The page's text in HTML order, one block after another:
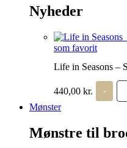
Nyheder
som favorit
Life in Seasons –
440,00 kr. -
Mønster
Mønstre til